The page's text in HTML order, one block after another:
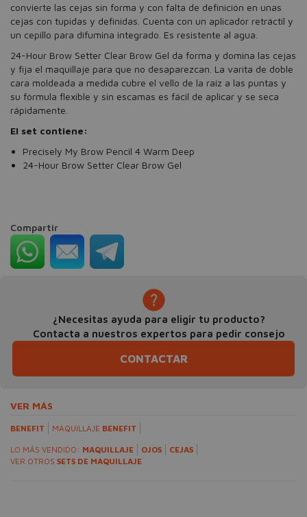
convierte las cejas sin forma y con falta de definición en unas
cejas con tupidas y definidas. Cuenta con un aplicador retráctil y
un cepillo para difumina integrado. Es resistente al agua.
24-Hour Brow Setter Clear Brow Gel da forma y domina las cejas
y fija el maquillaje para que no desaparezcan. La varita de doble
cara moldeada a medida cubre el vello de la raíz a las puntas y
su fórmula flexible y sin escamas es fácil de aplicar y se seca
rápidamente.
El set contiene:
Precisely My Brow Pencil 4 Warm Deep
24-Hour Brow Setter Clear Brow Gel
Compartir
¿Necesitas ayuda para eligir tu producto?
Contacta a nuestros expertos para pedir consejo
CONTACTAR
VER MÁS
BENEFIT MAQUILLAJE BENEFIT
LO MÁS VENDIDO: MAQUILLAJE OJOS
CEJAS
VER OTROS SETS DE MAQUILLAJE